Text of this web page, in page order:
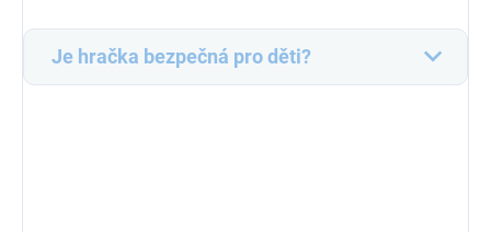
Je hračka bezpečná pro děti?